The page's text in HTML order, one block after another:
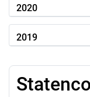
2020
2019